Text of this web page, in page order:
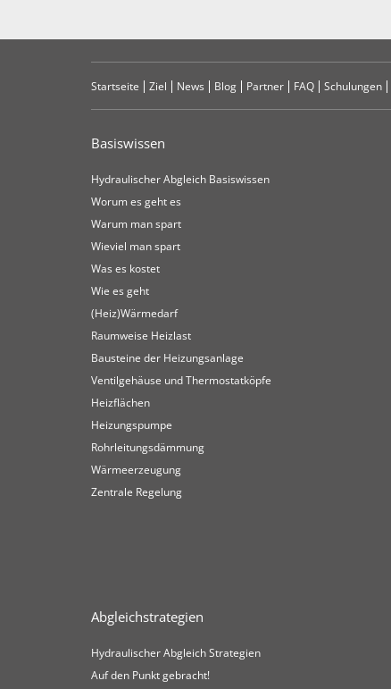
Startseite Ziel News Blog Partner FAQ Schulungen
Basiswissen
Hydraulischer Abgleich Basiswissen
Worum es geht es
Warum man spart
Wieviel man spart
Was es kostet
Wie es geht
(Heiz)Wärmedarf
Raumweise Heizlast
Bausteine der Heizungsanlage
Ventilgehäuse und Thermostatköpfe
Heizflächen
Heizungspumpe
Rohrleitungsdämmung
Wärmeerzeugung
Zentrale Regelung
Abgleichstrategien
Hydraulischer Abgleich Strategien
Auf den Punkt gebracht!